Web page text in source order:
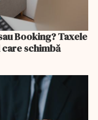
Booking? Taxele
schimbă